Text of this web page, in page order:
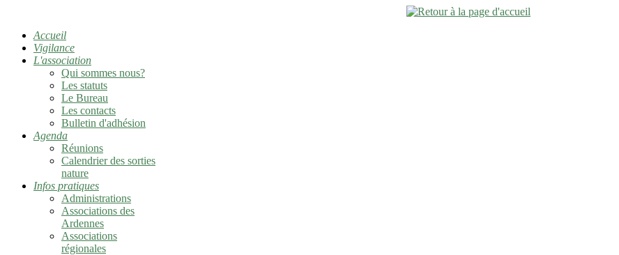
Accueil
Vigilance
L'association
Qui sommes nous?
Les statuts
Le Bureau
Les contacts
Bulletin d'adhésion
Agenda
Réunions
Calendrier des sorties
nature
Infos pratiques
Administrations
Associations des
Ardennes
Associations
régionales